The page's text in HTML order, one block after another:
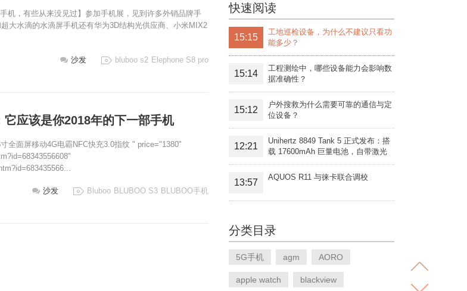
机，有些从来没见过】参加手机展，见到许多外销品牌手
大水滴的水滴屏手机还有华为3D结构光供应商、小米MIX2
bluboo s2 Elephone S8 pro
沙发
应该是你2018年的下一部手机
全面屏移动4G电霸NFC快充3.0指纹 " price="1380"
Bluboo BLUBOO S3 BLUBOO手机
沙发
快速阅读
15:15
工地巡检设备，为什么不建议只看功
能多少？
15:14
工程测绘中，哪些设备能力会影响数
据准确性？
15:12
户外搜救为什么需要可靠的通信与定
位设备？
12:21
Unihertz 8849 Tank 5 正式发布：搭
载 17600mAh 巨量电池，自带激光
投影旗舰三防手机
13:57
AQUOS R11 与徕卡联合调校
分类目录
5G手机 agm AORO
apple watch blackview